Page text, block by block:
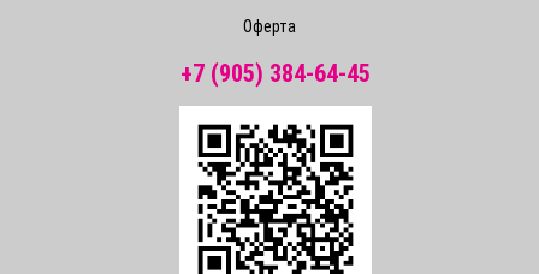
Оферта
+7 (905) 384-64-45